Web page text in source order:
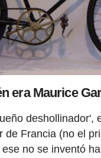
era Maurice
deshollinador',
de Francia (no el
no se inventó